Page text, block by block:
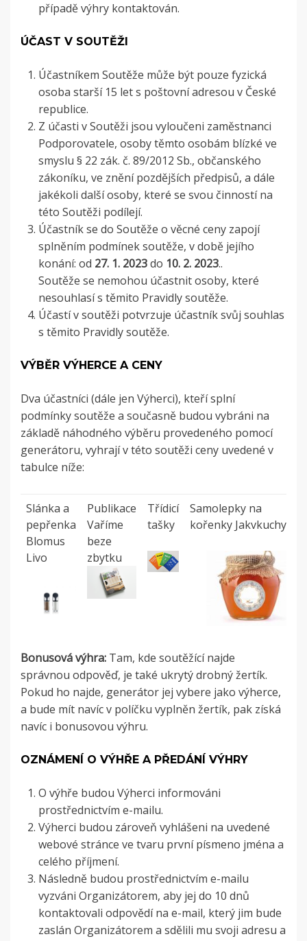
případě výhry kontaktován.
ÚČAST V SOUTĚŽI
Účastníkem Soutěže může být pouze fyzická
osoba starší 15 let s poštovní adresou v České
republice.
Z účasti v Soutěži jsou vyloučeni zaměstnanci
Podporovatele, osoby těmto osobám blízké ve
smyslu § 22 zák. č. 89/2012 Sb., občanského
zákoníku, ve znění pozdějších předpisů, a dále
jakékoli další osoby, které se svou činností na
této Soutěži podílejí.
Účastník se do Soutěže o věcné ceny zapojí
splněním podmínek soutěže, v době jejího
konání: od 27. 1. 2023do 10. 2. 2023..
Soutěže se nemohou účastnit osoby, které
nesouhlasí s těmito Pravidly soutěže.
Účastí v soutěži potvrzuje účastník svůj souhlas
s těmito Pravidly soutěže.
VÝBĚR VÝHERCE A CENY
Dva účastníci (dále jen Výherci), kteří splní
podmínky soutěže a současně budou vybráni na
základě náhodného výběru provedeného pomocí
generátoru, vyhrají v této soutěži ceny uvedené v
tabulce níže:
Slánka a
pepřenka
Blomus
Livo
Publikace
Vaříme
beze
zbytku
Třídicí
tašky
Samolepky na
kořenky
Bonusová výhra: Tam, kde soutěžící najde
správnou odpověď, je také ukrytý drobný žertík.
Pokud ho najde, generátor jej vybere jako výherce,
a bude mít navíc v políčku vyplněn žertík, pak získá
navíc i bonusovou výhru.
OZNÁMENÍ O VÝHŘE A PŘEDÁNÍ VÝHRY
O výhře budou Výherci informováni
prostřednictvím e-mailu.
Výherci budou zároveň vyhlášeni na uvedené
webové stránce ve tvaru první písmeno jména a
celého příjmení.
Následně budou prostřednictvím e-mailu
vyzváni Organizátorem, aby jej do 10 dnů
kontaktovali odpovědí na e-mail, který jim bude
zaslán Organizátorem a sdělili mu svoji adresu a